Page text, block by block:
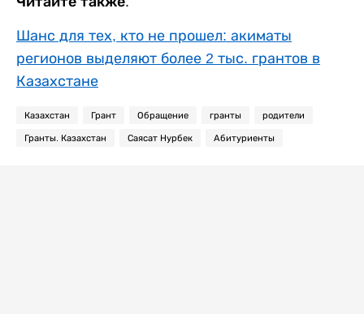
Шанс для тех, кто не прошел: акиматы
регионов выделяют более 2 тыс. грантов в
Казахстане
Казахстан Грант Обращение гранты родители
Гранты. Казахстан Саясат Нурбек Абитуриенты